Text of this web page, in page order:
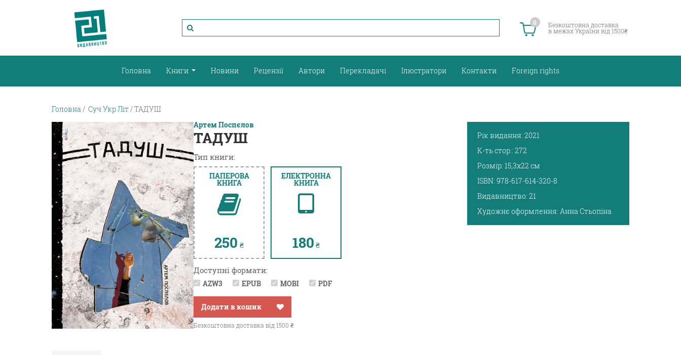
0 Безкоштовна доставка
в межах України від 1500₴
Головна Книги Новини Рецензії Автори Перекладачі Ілюстратори Контакти Foreign rights
Головна Суч Укр Літ
ТАДУШ
Артем Поспєлов
ТАДУШ
Тип книги:
ПАПЕРОВА
КНИГА
250 ₴
ЕЛЕКТРОННА
КНИГА
180 ₴
Доступні формати:
AZW3 EPUB MOBI PDF
Додати в кошик
Безкоштовна доставка від 1500 ₴
Рік видання: 2021
К-ть стор.: 272
Розмір: 15,3х22 см
ISBN: 978-617-614-320-8
Видавництво: 21
Художнє оформлення: Анна Стьопіна